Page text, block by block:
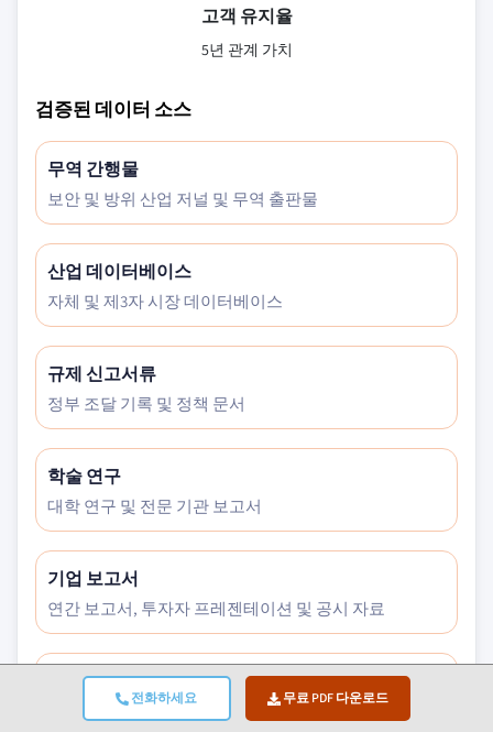
전화하세요 무료 PDF 다운로드
고객 유지율
5년 관계 가치
검증된 데이터 소스
무역 간행물
보안 및 방위 산업 저널 및 무역 출판물
산업 데이터베이스
자체 및 제3자 시장 데이터베이스
규제 신고서류
정부 조달 기록 및 정책 문서
학술 연구
대학 연구 및 전문 기관 보고서
기업 보고서
연간 보고서, 투자자 프레젠테이션 및 공시 자료
전문가 인터뷰
C레벨 임원, 구매 담당자 및 기술 전문가